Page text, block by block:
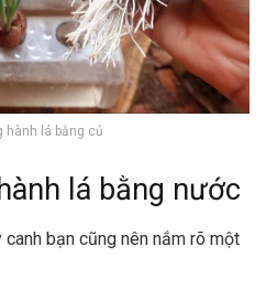
hành lá bằng củ
lá bằng nước
bạn cũng nên nắm rõ một